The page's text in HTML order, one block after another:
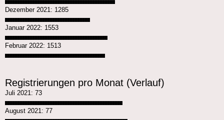
Dezember 2021: 1285
Januar 2022: 1553
Februar 2022: 1513
Registrierungen pro Monat (Verlauf)
Juli 2021: 73
August 2021: 77